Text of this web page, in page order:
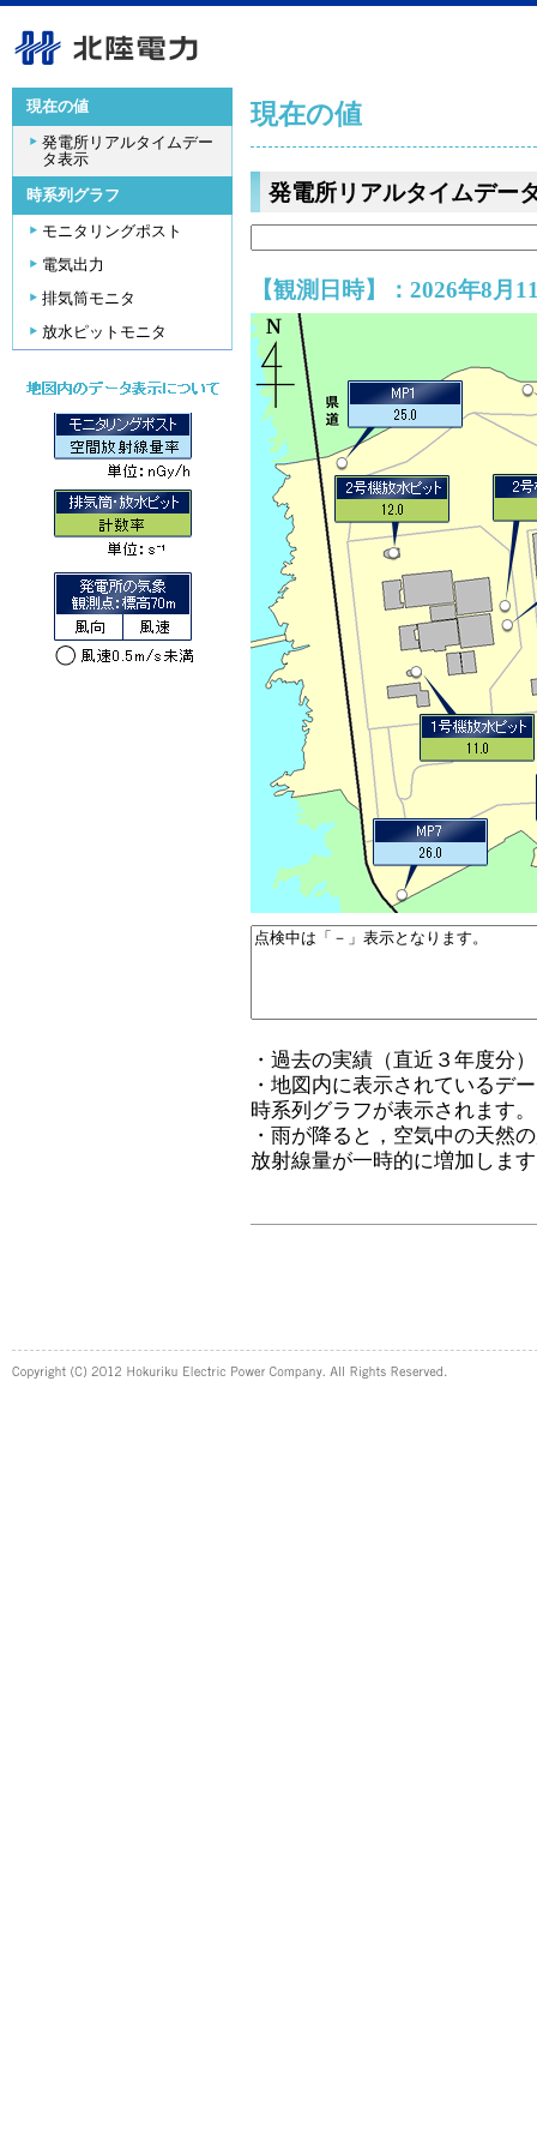
現在の値
発電所リアルタイムデー
タ表示
時系列グラフ
モニタリングポスト
電気出力
排気筒モニタ
放水ピットモニタ
現在の値
発電所リアルタイムデー
【観測日時】：2026年8月
・過去の実績（直近３年度分
・地図内に表示されているデ
時系列グラフが表示されます。
・雨が降ると，空気中の天然
放射線量が一時的に増加しま